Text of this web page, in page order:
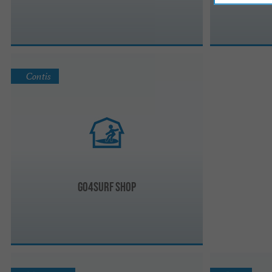
GO4Surf Shop
Contis